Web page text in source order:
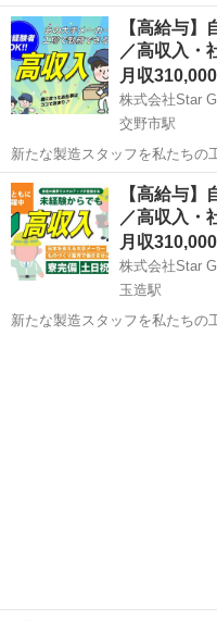
て、生産性を向上させ、最高の
がない方でも、しっかりとした
応募ください 1.製...
大阪 大阪市 福島駅
【高給与
／高収入・
月収
株式会社Star
交野市駅
新たな製造スタッフを私たちの
て、生産性を向上させ、最高の
がない方でも、しっかりとした
応募ください 1.製...
大阪 交野市駅
【高給与】
／高収入・
月収
株式会社Star
玉造駅
新たな製造スタッフを私たちの